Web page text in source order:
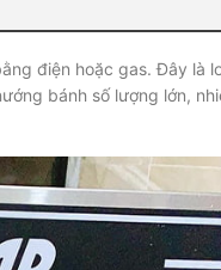
điện hoặc gas. Đây là
bánh số lượng lớn,